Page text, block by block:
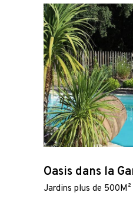
Oasis dans la
Jardins plus de 500M²